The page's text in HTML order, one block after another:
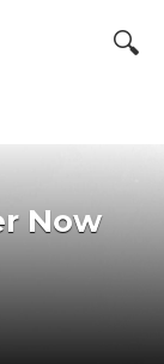
Now